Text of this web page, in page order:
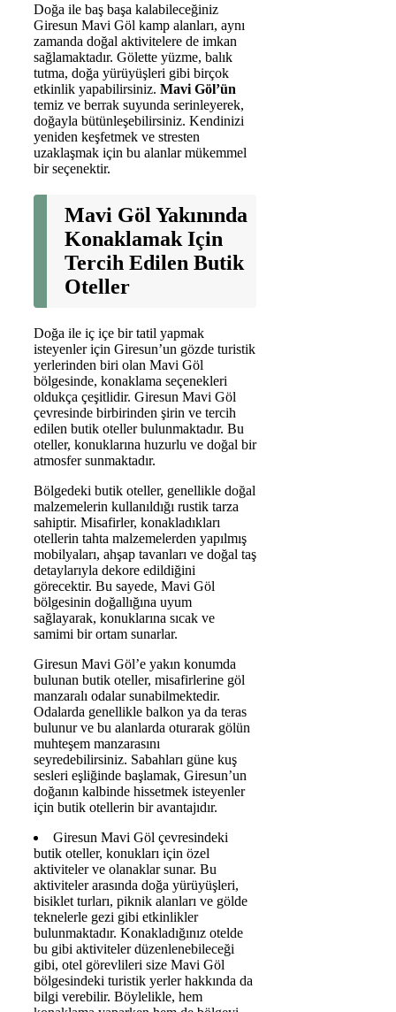
Doğa ile baş başa kalabileceğiniz
Giresun Mavi Göl kamp alanları, aynı
zamanda doğal aktivitelere de imkan
sağlamaktadır. Gölette yüzme, balık
tutma, doğa yürüyüşleri gibi birçok
etkinlik yapabilirsiniz. Mavi Göl’ün
temiz ve berrak suyunda serinleyerek,
doğayla bütünleşebilirsiniz. Kendinizi
yeniden keşfetmek ve stresten
uzaklaşmak için bu alanlar mükemmel
bir seçenektir.
Mavi Göl Yakınında
Konaklamak Için
Tercih Edilen Butik
Oteller
Doğa ile iç içe bir tatil yapmak
isteyenler için Giresun’un gözde turistik
yerlerinden biri olan Mavi Göl
bölgesinde, konaklama seçenekleri
oldukça çeşitlidir. Giresun Mavi Göl
çevresinde birbirinden şirin ve tercih
edilen butik oteller bulunmaktadır. Bu
oteller, konuklarına huzurlu ve doğal bir
atmosfer sunmaktadır.
Bölgedeki butik oteller, genellikle doğal
malzemelerin kullanıldığı rustik tarza
sahiptir. Misafirler, konakladıkları
otellerin tahta malzemelerden yapılmış
mobilyaları, ahşap tavanları ve doğal taş
detaylarıyla dekore edildiğini
görecektir. Bu sayede, Mavi Göl
bölgesinin doğallığına uyum
sağlayarak, konuklarına sıcak ve
samimi bir ortam sunarlar.
Giresun Mavi Göl’e yakın konumda
bulunan butik oteller, misafirlerine göl
manzaralı odalar sunabilmektedir.
Odalarda genellikle balkon ya da teras
bulunur ve bu alanlarda oturarak gölün
muhteşem manzarasını
seyredebilirsiniz. Sabahları güne kuş
sesleri eşliğinde başlamak, Giresun’un
doğanın kalbinde hissetmek isteyenler
için butik otellerin bir avantajıdır.
Giresun Mavi Göl çevresindeki
butik oteller, konukları için özel
aktiviteler ve olanaklar sunar. Bu
aktiviteler arasında doğa yürüyüşleri,
bisiklet turları, piknik alanları ve gölde
teknelerle gezi gibi etkinlikler
bulunmaktadır. Konakladığınız otelde
bu gibi aktiviteler düzenlenebileceği
gibi, otel görevlileri size Mavi Göl
bölgesindeki turistik yerler hakkında da
bilgi verebilir. Böylelikle, hem